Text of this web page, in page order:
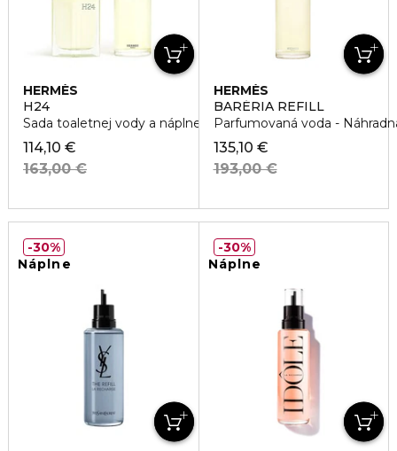
HERMÈS
H24
Sada toaletnej vody a náplne
114,10 €
163,00 €
HERMÈS
BARÉRIA REFILL
Parfumovaná voda -
135,10 €
193,00 €
Náplne
30%
Náplne
30%